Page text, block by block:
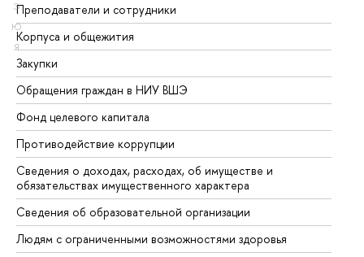
Э
Ю
Я
Преподаватели и сотрудники
Корпуса и общежития
Закупки
Обращения граждан в НИУ ВШЭ
Фонд целевого капитала
Противодействие коррупции
Сведения о доходах, расходах, об имуществе и
обязательствах имущественного характера
Сведения об образовательной организации
Людям с ограниченными возможностями здоровья